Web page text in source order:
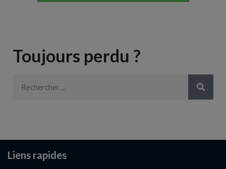
Toujours perdu ?
Liens rapides